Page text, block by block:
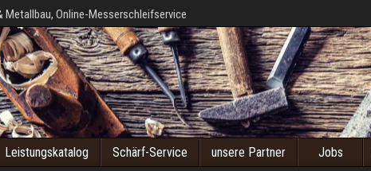
Metallbau, Online-Messerschleifservice
Leistungskatalog Schärf-Service unsere Partner Jobs